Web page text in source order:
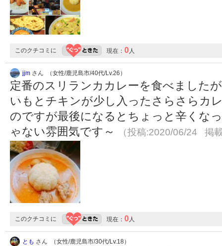
このクチコミに 現在： 0人
jjm さん （女性/鹿児島市/40代/Lv.26）
定番のスリランカカレーを食べました
いもとチキンが少し入ったさらさらカ
のですが最後になるとちょっと辛くな
ゃない雰囲気です～
（投稿:2020/06/24 掲
このクチコミに 現在： 0人
とも さん （女性/鹿児島市/30代/Lv.18）